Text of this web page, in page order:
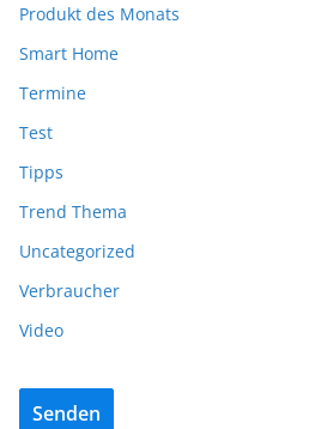
Produkt des Monats
Smart Home
Termine
Test
Tipps
Trend Thema
Uncategorized
Verbraucher
Video
Senden